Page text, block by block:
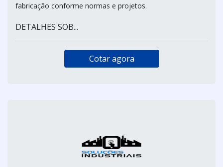
fabricação conforme normas e projetos.
DETALHES SOB...
Cotar agora